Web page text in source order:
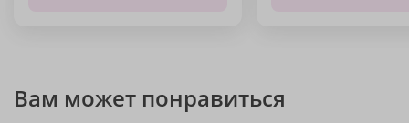
Вам может понравиться